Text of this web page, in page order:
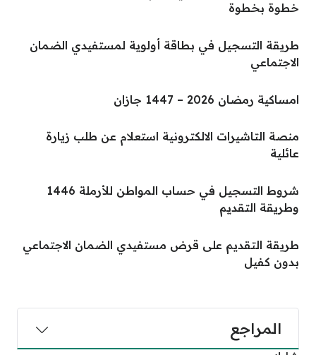
خطوة بخطوة
طريقة التسجيل في بطاقة أولوية لمستفيدي الضمان
الاجتماعي
امساكية رمضان 2026 – 1447 جازان
منصة التاشيرات الالكترونية استعلام عن طلب زيارة
عائلية
شروط التسجيل في حساب المواطن للأرملة 1446
وطريقة التقديم
طريقة التقديم على قرض مستفيدي الضمان الاجتماعي
بدون كفيل
المراجع